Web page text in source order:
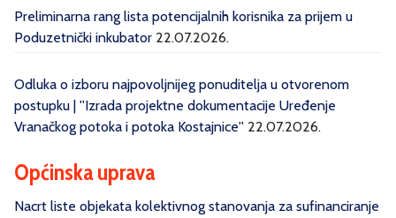
Preliminarna rang lista potencijalnih korisnika za prijem u
Poduzetnički inkubator 22.07.2026.
Odluka o izboru najpovoljnijeg ponuditelja u otvorenom
postupku | ''Izrada projektne dokumentacije Uređenje
Vranačkog potoka i potoka Kostajnice'' 22.07.2026.
Općinska uprava
Nacrt liste objekata kolektivnog stanovanja za sufinanciranje